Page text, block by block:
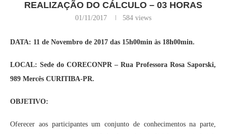
REALIZAÇÃO DO CÁLCULO – 03 HORAS
01/11/2017 584views
DATA: 11 de Novembro de 2017 das 15h00min às 18h00min.
LOCAL: Sede do CORECONPR – Rua Professora Rosa Saporski,
989 Mercês CURITIBA-PR.
OBJETIVO:
Oferecer aos participantes um conjunto de conhecimentos na parte,